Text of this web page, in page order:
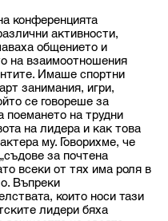
конференцията
активности,
общението и
на взаимоотношения
Имаше спортни
занимания, игри,
се говореше за
поемането на трудни
на лидера и как това
му. Говорихме, че
за почтена
всеки от тях има роля в
Въпреки
които носи тази
лидери бяха